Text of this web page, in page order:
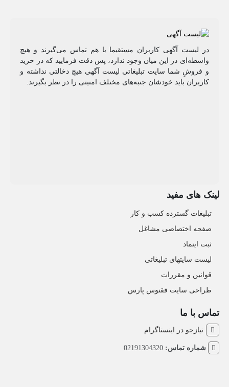
در لیست آگهی کاربران مستقیما با هم تماس می‌گیرند و هیچ
واسطه‌ای در این میان وجود ندارد، پس دقت فرمایید که در خرید
و فروشِ شما سایت تبلیغاتی لیست آگهی هیچ دخالتی نداشته و
کاربران باید خودشان جنبه‌های مختلف امنیتی را در نظر بگیرند.
لینک های مفید
تبلیغات گسترده کسب و کار
صفحه اختصاصی مشاغل
ثبت اینماد
لیست سایتهای تبلیغاتی
قوانین و مقررات
طراحی سایت ققنوس پارس
تماس با ما
نیازجو در اینستاگرام
شماره تماس:02191304320